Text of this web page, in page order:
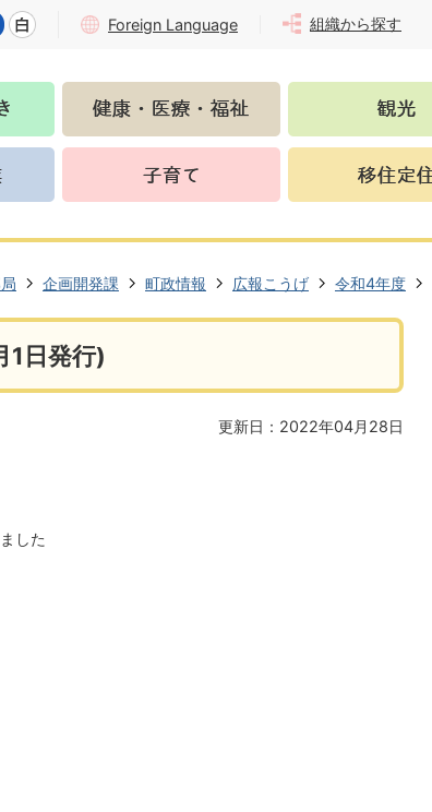
Foreign Language 組織から探す
企画開発課 町政情報 広報こうげ 令和4年度
1日発行)
更新日：2022年04月28日
した